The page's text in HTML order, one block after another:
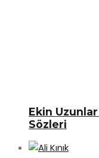
Ekin
Sözleri